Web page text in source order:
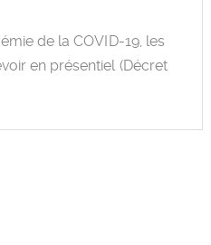
de la COVID-19, les
en présentiel (Décret